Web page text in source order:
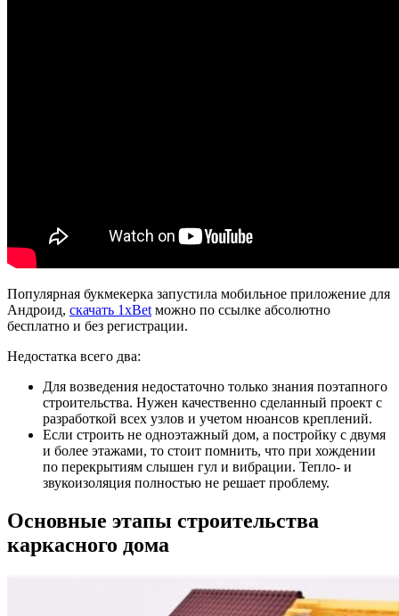
Популярная букмекерка запустила мобильное приложение для
Андроид, скачать 1xBet можно по ссылке абсолютно
бесплатно и без регистрации.
Недостатка всего два:
Для возведения недостаточно только знания поэтапного
строительства. Нужен качественно сделанный проект с
разработкой всех узлов и учетом нюансов креплений.
Если строить не одноэтажный дом, а постройку с двумя
и более этажами, то стоит помнить, что при хождении
по перекрытиям слышен гул и вибрации. Тепло- и
звукоизоляция полностью не решает проблему.
Основные этапы строительства
каркасного дома